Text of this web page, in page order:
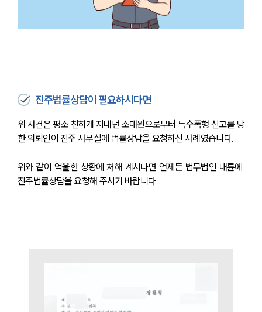
언론보도
공지사항
법률 블로그
대륜법률상담예약
대륜법률상담예약
진주법률상담이 필요하시다면
위 사건은 평소 친하게 지내던 소대원으로부터 특수폭행 신고를 당
한 의뢰인이 진주 사무실에 법률상담을 요청하신 사례였습니다.
위와 같이 억울한 상황에 처해 계시다면 언제든 법무법인 대륜에
진주법률상담을 요청해 주시기 바랍니다.